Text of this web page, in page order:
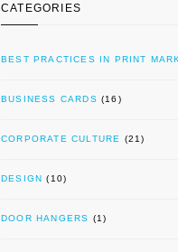
CATEGORIES
BEST PRACTICES IN PRINT
BUSINESS CARDS (16)
CORPORATE CULTURE (21)
DESIGN (10)
DOOR HANGERS (1)